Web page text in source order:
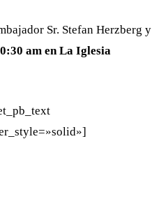
Sr. Stefan Herzberg y
am en La Iglesia